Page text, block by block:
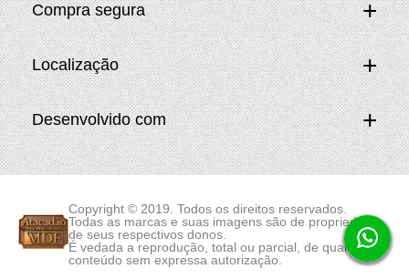
Compra segura
Localização
Desenvolvido com
Copyright © 2019. Todos os direitos reservados.
Todas as marcas e suas imagens são de propriedade
de seus respectivos donos.
É vedada a reprodução, total ou parcial, de qualquer
conteúdo sem expressa autorização.